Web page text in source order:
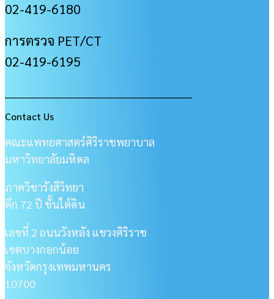
02-419-6180
การตรวจ PET/CT
02-419-6195
Contact Us
คณะแพทยศาสตร์ศิริราชพยาบาล
มหาวิทยาลัยมหิดล
ภาควิชารังสีวิทยา
ตึก 72 ปี ชั้นใต้ดิน
เลขที่ 2 ถนนวังหลัง แขวงศิริราช
เขตบางกอกน้อย
จังหวัดกรุงเทพมหานคร
10700